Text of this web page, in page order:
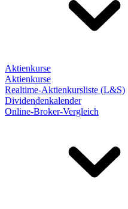
Aktienkurse
Aktienkurse
Realtime-Aktienkursliste (L&S)
Dividendenkalender
Online-Broker-Vergleich